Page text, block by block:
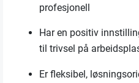
profesjonell
Haren positiv
til trivsel på
Erfleksibel,